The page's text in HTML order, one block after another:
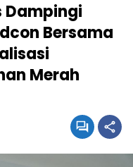
Dampingi
Bersama
Merah